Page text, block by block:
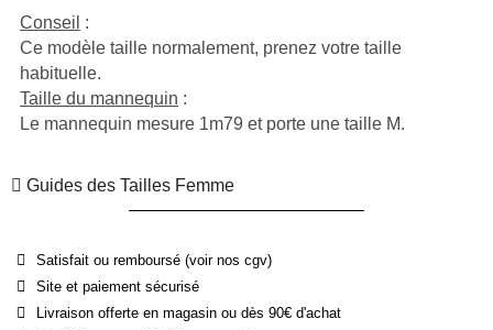
Conseil :
Ce modèle taille normalement, prenez votre taille
habituelle.
Taille du mannequin :
Le mannequin mesure 1m79 et porte une taille M.
Guides des Tailles Femme
Satisfait ou remboursé (voir nos cgv)
Site et paiement sécurisé
Livraison offerte en magasin ou dès 90€ d'achat